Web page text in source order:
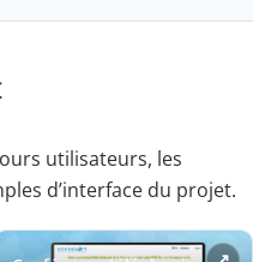
utilisateurs, les
d’interface du projet.